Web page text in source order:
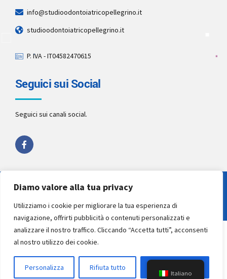
Diamo valore alla tua privacy
Utilizziamo i cookie per migliorare la tua esperienza di
navigazione, offrirti pubblicità o contenuti personalizzati e
analizzare il nostro traffico. Cliccando “Accetta tutti”, acconsenti
al nostro utilizzo dei cookie.
Personalizza Rifiuta tutto
info@studioodontoiatricopellegrino.it
studioodontoiatricopellegrino.it
P. IVA - IT04582470615
Seguici sui Social
Seguici sui canali social.
Copyright 2022 byStudio Pellegrino STP
Italiano